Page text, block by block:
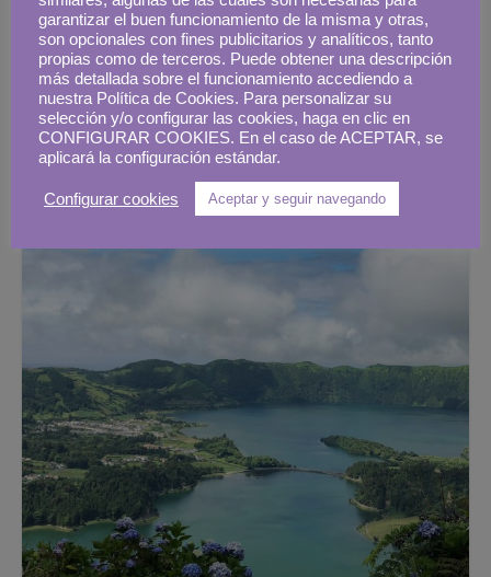
garantizar el buen funcionamiento de la misma y otras,
son opcionales con fines publicitarios y analíticos, tanto
propias como de terceros. Puede obtener una descripción
más detallada sobre el funcionamiento accediendo a
nuestra Política de Cookies. Para personalizar su
selección y/o configurar las cookies, haga en clic en
CONFIGURAR COOKIES. En el caso de ACEPTAR, se
aplicará la configuración estándar.
Configurar cookies Aceptar y seguir navegando